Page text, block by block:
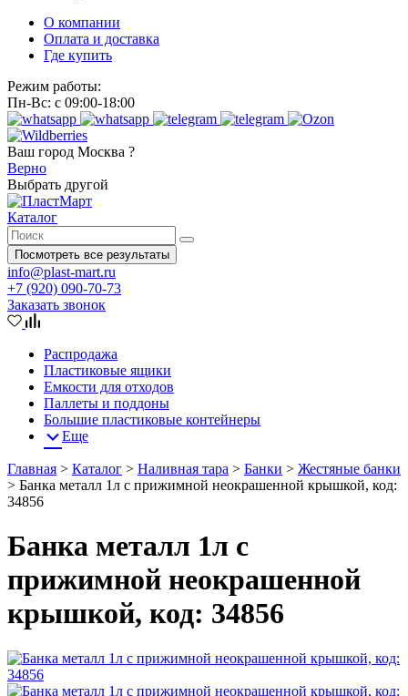
О компании
Оплата и доставка
Где купить
Режим работы:
Пн-Вс: с 09:00-18:00
Ваш город Москва ?
Верно
Выбрать другой
Каталог
Посмотреть все результаты
info@plast-mart.ru
+7 (920) 090-70-73
Заказать звонок
Распродажа
Пластиковые ящики
Емкости для отходов
Паллеты и поддоны
Большие пластиковые контейнеры
Еще
Главная > Каталог > Наливная тара > Банки > Жестяные банки
> Банка металл 1л с прижимной неокрашенной крышкой, код:
34856
Банка металл 1л с
прижимной неокрашенной
крышкой, код: 34856